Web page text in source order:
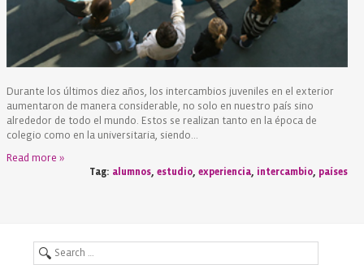
Durante los últimos diez años, los intercambios juveniles en el exterior
aumentaron de manera considerable, no solo en nuestro país sino
alrededor de todo el mundo. Estos se realizan tanto en la época de
colegio como en la universitaria, siendo...
Read more »
Tag: alumnos, estudio, experiencia, intercambio, países